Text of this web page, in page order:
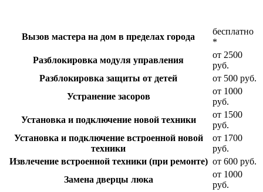
Вызов мастера на дом в пределах города
бесплатно
*
Разблокировка модуля управления
от 2500
руб.
Разблокировка защиты от детей
от 500 руб.
Устранение засоров
от 1000
руб.
Установка и подключение новой техники
от 1500
руб.
Установка и подключение встроенной новой
техники
от 1700
руб.
Извлечение встроенной техники (при ремонте) от 600 руб.
Замена дверцы люка
от 1000
руб.